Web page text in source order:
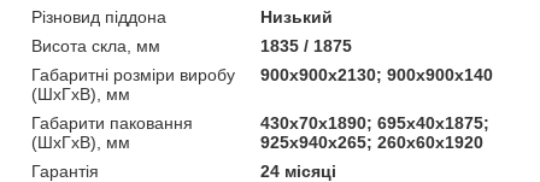
Різновид піддона
Низький
Висота скла, мм
1835 / 1875
Габаритні розміри виробу
(ШхГхВ), мм
900х900х2130; 900х900х140
Габарити паковання
(ШхГхВ), мм
430х70х1890; 695х40х1875;
925х940х265; 260х60х1920
Гарантія
24 місяці